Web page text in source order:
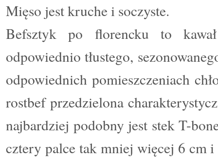
Mięso jest kruche i soczyste.
Befsztyk po florencku to kawał
odpowiednio tłustego,
odpowiednich pomieszczeniach
rostbef przedzielona
najbardziej podobny jest stekT-
cztery palce tak mniej więcej 6 cm